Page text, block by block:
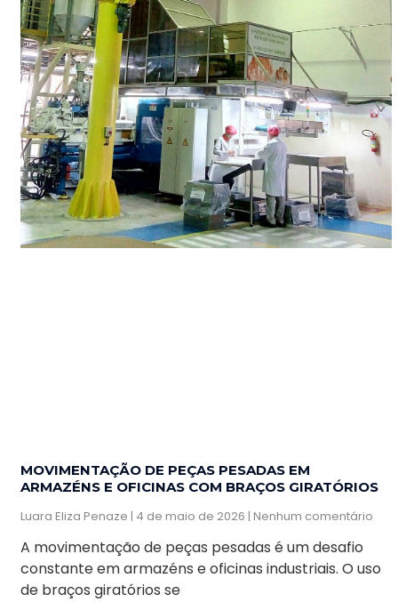
MOVIMENTAÇÃO DE PEÇAS PESADAS EM
ARMAZÉNS E OFICINAS COM BRAÇOS GIRATÓRIOS
Luara Eliza Penaze 4 de maio de 2026 Nenhum comentário
A movimentação de peças pesadas é um desafio
constante em armazéns e oficinas industriais. O uso
de braços giratórios se